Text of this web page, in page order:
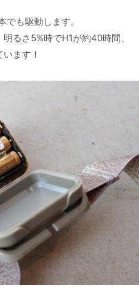
も駆動します。
るさ5%時でH1が約40時間、
ます！